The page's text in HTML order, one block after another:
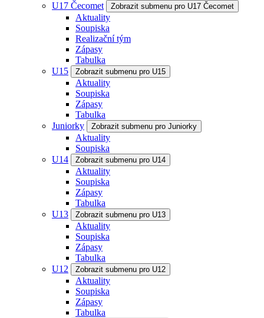
U17 Čecomet
Zobrazit submenu pro U17 Čecomet
Aktuality
Soupiska
Realizační tým
Zápasy
Tabulka
U15
Zobrazit submenu pro U15
Aktuality
Soupiska
Zápasy
Tabulka
Juniorky
Zobrazit submenu pro Juniorky
Aktuality
Soupiska
U14
Zobrazit submenu pro U14
Aktuality
Soupiska
Zápasy
Tabulka
U13
Zobrazit submenu pro U13
Aktuality
Soupiska
Zápasy
Tabulka
U12
Zobrazit submenu pro U12
Aktuality
Soupiska
Zápasy
Tabulka